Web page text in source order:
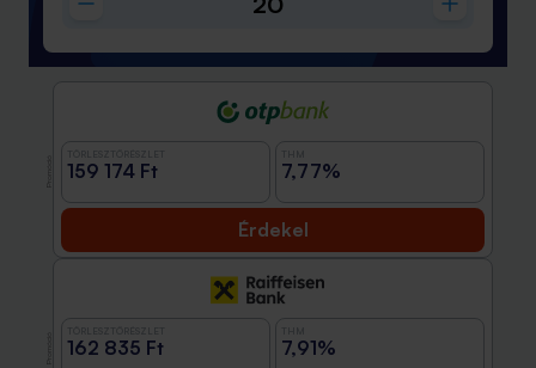
159 174 Ft 7,77%
Érdekel
162 835 Ft 7,91%